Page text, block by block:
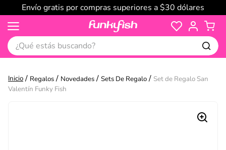
Envío gratis por compras superiores a $30 dólares
¿Qué estás buscando?
Regalos Novedades Sets De Regalo
Set de Regalo San
Valentín Funky Fish